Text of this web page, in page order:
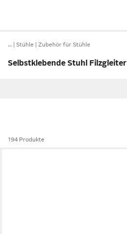
… Stühle Zubehör für Stühle
Selbstklebende Stuhl Filzgleiter
194 Produkte